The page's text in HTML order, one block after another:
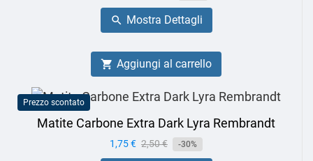
base
 Mostra Dettagli
 Aggiungi al carrello
Prezzo scontato
Matite Carbone Extra Dark Lyra Rembrandt
Prezzo
1,75 € Prezzo
base
2,50 € -30%